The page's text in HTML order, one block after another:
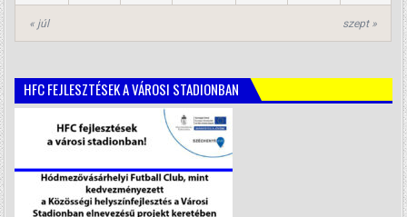
« júl szept »
HFC FEJLESZTÉSEK A VÁROSI STADIONBAN